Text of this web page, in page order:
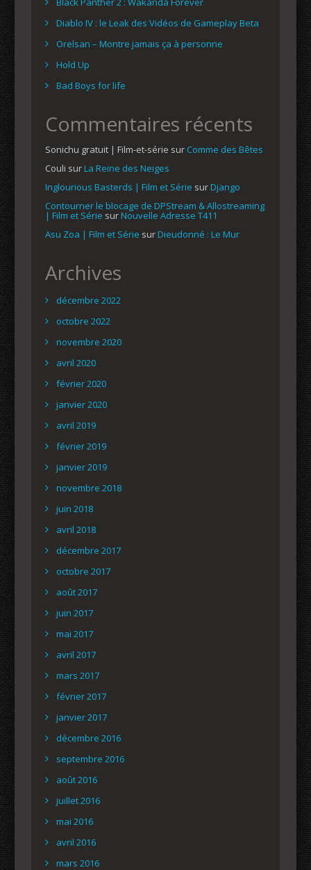
Diablo IV : le Leak des Vidéos de Gameplay Beta
Orelsan – Montre jamais ça à personne
Hold Up
Bad Boys for life
Commentaires récents
Sonichu gratuit | Film-et-série sur Comme des Bêtes
Couli surLa Reine des Neiges
Inglourious Basterds | Film et Série surDjango
Contourner le blocage de DPStream & Allostreaming
| Film et Série surNouvelle Adresse T411
Asu Zoa | Film et Série surDieudonné : Le Mur
Archives
décembre 2022
octobre 2022
novembre 2020
avril 2020
février 2020
janvier 2020
avril 2019
février 2019
janvier 2019
novembre 2018
juin 2018
avril 2018
décembre 2017
octobre 2017
août 2017
juin 2017
mai 2017
avril 2017
mars 2017
février 2017
janvier 2017
décembre 2016
septembre 2016
août 2016
juillet 2016
mai 2016
avril 2016
mars 2016